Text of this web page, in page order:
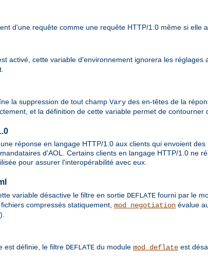
d'une requête comme une requête HTTP/1.0 même si elle
activé, cette variable d'environnement ignorera les
la suppression de tout champ Vary des en-têtes de la
et la définition de cette variable permet de
réponse en langage HTTP/1.0 aux clients qui envoient
d'AOL. Certains clients en langage HTTP/1.0 ne
pour assurer l'interopérabilité avec eux.
variable désactive le filtre en sortie DEFLATE fourni par le
compressés statiquement, mod_negotiation évalue
est définie, le filtre DEFLATE du module mod_deflate est